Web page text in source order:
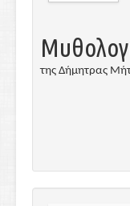
της Δήμητρας